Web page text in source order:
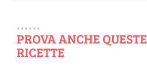
PROVA ANCHE QUESTE
RICETTE